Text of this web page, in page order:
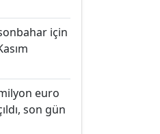
için
euro
son gün